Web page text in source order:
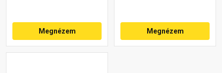
Megnézem Megnézem